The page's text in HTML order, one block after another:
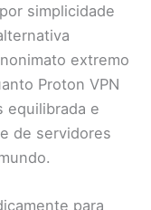
simplicidade
extremo
Proton VPN
equilibrada e
de servidores
para